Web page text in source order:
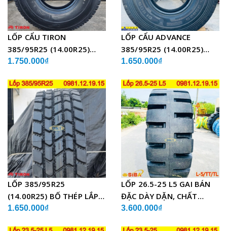
LỐP CẨU TIRON
385/95R25 (14.00R25)
TCH21 BỐ THÉP
1.750.000₫
LỐP CẨU ADVANCE
385/95R25 (14.00R25)
GLB05 BỐ THÉP
1.650.000₫
LỐP 385/95R25
(14.00R25) BỐ THÉP LẮP
XE CẨU
1.650.000₫
LỐP 26.5-25 L5 GAI BÁN
ĐẶC DÀY DẶN, CHẤT
LƯỢNG
3.600.000₫